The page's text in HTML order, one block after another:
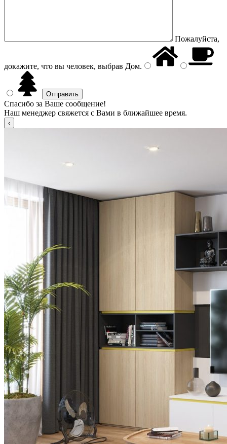
Пожалуйста,
докажите, что вы человек, выбрав Дом.
Спасибо за Ваше сообщение!
Наш менеджер свяжется с Вами в ближайшее время.